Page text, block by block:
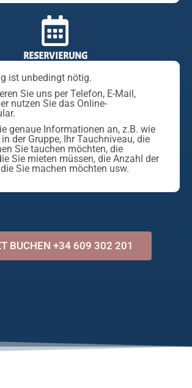
RESERVIERUNG
ist unbedingt nötig.
Sie uns per Telefon, E-Mail,
nutzen Sie das Online-
genaue Informationen an, z.B. wie
der Gruppe, Ihr Tauchniveau, die
Sie tauchen möchten, die
Sie mieten müssen, die Anzahl der
Sie machen möchten usw.
BUCHEN +34 609 302 201